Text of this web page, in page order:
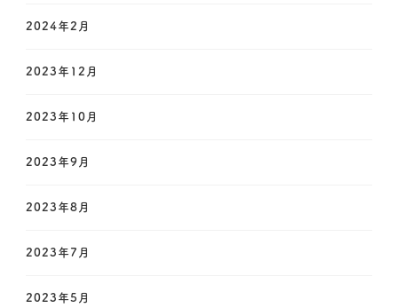
2024年2月
2023年12月
2023年10月
2023年9月
2023年8月
2023年7月
2023年5月